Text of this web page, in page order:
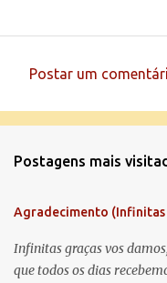
e
t
á
r
Postar um
Postagens mais
Agradecimento (Infinitas
Infinitas graças vos
que todos os dias